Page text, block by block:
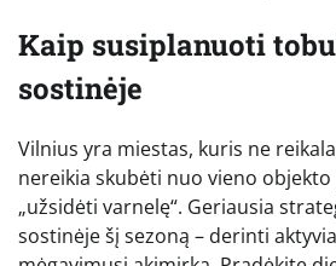
Kaip susiplanuoti
sostinėje
Vilnius yra miestas, kuris ne
nereikia skubėti nuo vieno
„užsidėti varnelę“. Geriausia
sostinėje šį sezoną – derinti